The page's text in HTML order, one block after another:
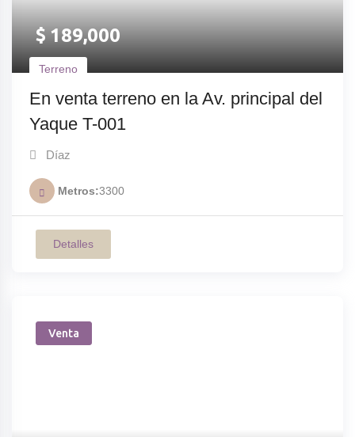
$189,000
Terreno
En venta terreno en la Av. principal del
Yaque T-001
Díaz
Metros 3300
Detalles
Venta